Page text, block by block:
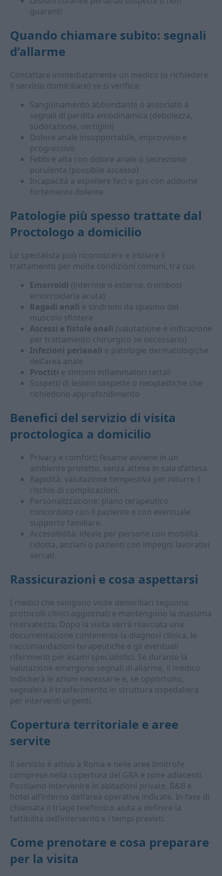
guarenti
Quando chiamare subito: segnali
d’allarme
Contattare immediatamente un medico (o richiedere
il servizio domiciliare) se si verifica:
Sanguinamento abbondante o associato a
segnali di perdita emodinamica (debolezza,
sudorazione, vertigini)
Dolore anale insopportabile, improvviso e
progressivo
Febbre alta con dolore anale o secrezione
purulenta (possibile ascesso)
Incapacità a espellere feci o gas con addome
fortemente dolente
Patologie più spesso trattate dal
Proctologo a domicilio
Lo specialista può riconoscere e iniziare il
trattamento per molte condizioni comuni, tra cui:
Emorroidi (internne o esterne, trombosi
emorroidaria acuta)
Ragadi anali e sindromi da spasmo del
muscolo sfintere
Ascessi e fistole anali (valutazione e indicazione
per trattamento chirurgico se necessario)
Infezioni perianali e patologie dermatologiche
dell’area anale
Proctiti e sintomi infiammatori rettali
Sospetti di lesioni sospette o neoplastiche che
richiedono approfondimento
Benefici del servizio di visita
proctologica a domicilio
Privacy e comfort: l’esame avviene in un
ambiente protetto, senza attese in sala d’attesa.
Rapidità: valutazione tempestiva per ridurre il
rischio di complicazioni.
Personalizzazione: piano terapeutico
concordato con il paziente e con eventuale
supporto familiare.
Accessibilità: ideale per persone con mobilità
ridotta, anziani o pazienti con impegni lavorativi
serrati.
Rassicurazioni e cosa aspettarsi
I medici che svolgono visite domiciliari seguono
protocolli clinici aggiornati e mantengono la massima
riservatezza. Dopo la visita verrà rilasciata una
documentazione contenente la diagnosi clinica, le
raccomandazioni terapeutiche e gli eventuali
riferimenti per esami specialistici. Se durante la
valutazione emergono segnali di allarme, il medico
indicherà le azioni necessarie e, se opportuno,
segnalerà il trasferimento in struttura ospedaliera
per interventi urgenti.
Copertura territoriale e aree
servite
Il servizio è attivo a Roma e nelle aree limitrofe
comprese nella copertura del GRA e zone adiacenti.
Possiamo intervenire in abitazioni private, B&B e
hotel all’interno dell’area operative indicate. In fase di
chiamata il triage telefonico aiuta a definire la
fattibilità dell’intervento e i tempi previsti.
Come prenotare e cosa preparare
per la visita